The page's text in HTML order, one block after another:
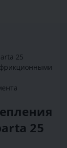
25
25